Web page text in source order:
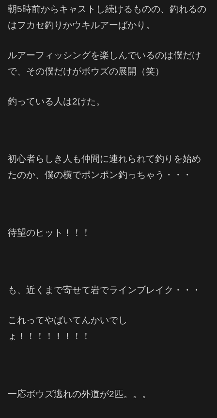
朝5時前からキャストし続けるものの、釣れるの
はフカセ釣りかウキルアーばかり。
ルアーフィッシングを楽しんでいるのは僕だけ
で、その僕だけがボウズの展開（笑）
釣っている人は2けた。
初心者らしき人も仲間に連れられて釣りを始め
たのか、僕の横でポンポン釣っちゃう・・・
待望のヒット！！！
も、近くまで寄せて岩でラインブレイク・・・
これってやばいてんかいでし
ょ！！！！！！！！
一応ボウズ逃れの外道が2匹。。。